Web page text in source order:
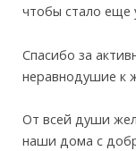
чтобы стало еще
Спасибо за
неравнодушие к
От всей души
наши дома с